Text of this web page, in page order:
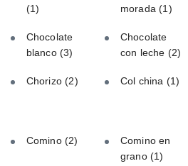
(1)
morada(1)
Chocolate
blanco (3)
Chocolate
con leche (2)
Chorizo(2) Col china (1)
Comino (2)
Comino en
grano (1)